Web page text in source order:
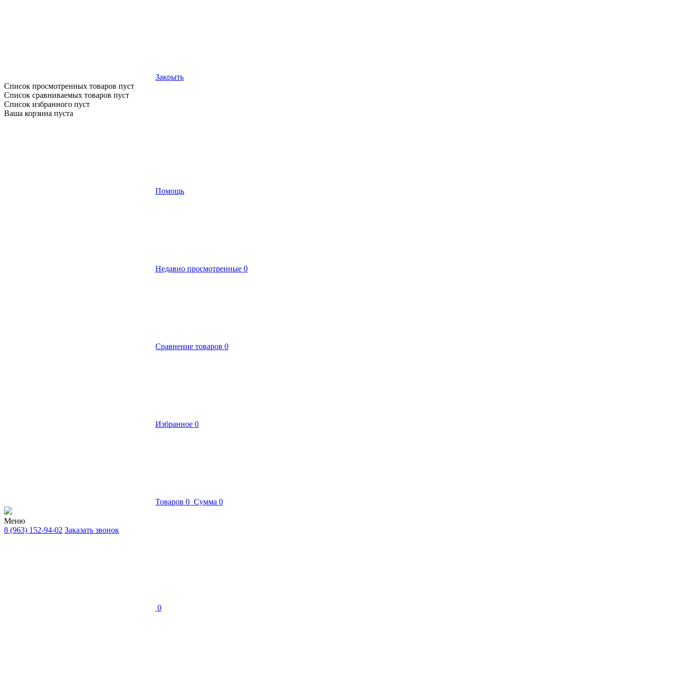
Закрыть
Список просмотренных товаров пуст
Список сравниваемых товаров пуст
Список избранного пуст
Ваша корзина пуста
Помощь
Недавно просмотренные 0
Сравнение товаров 0
Избранное 0
Товаров 0 Сумма 0
Меню
8 (963) 152-94-02 Заказать звонок
0